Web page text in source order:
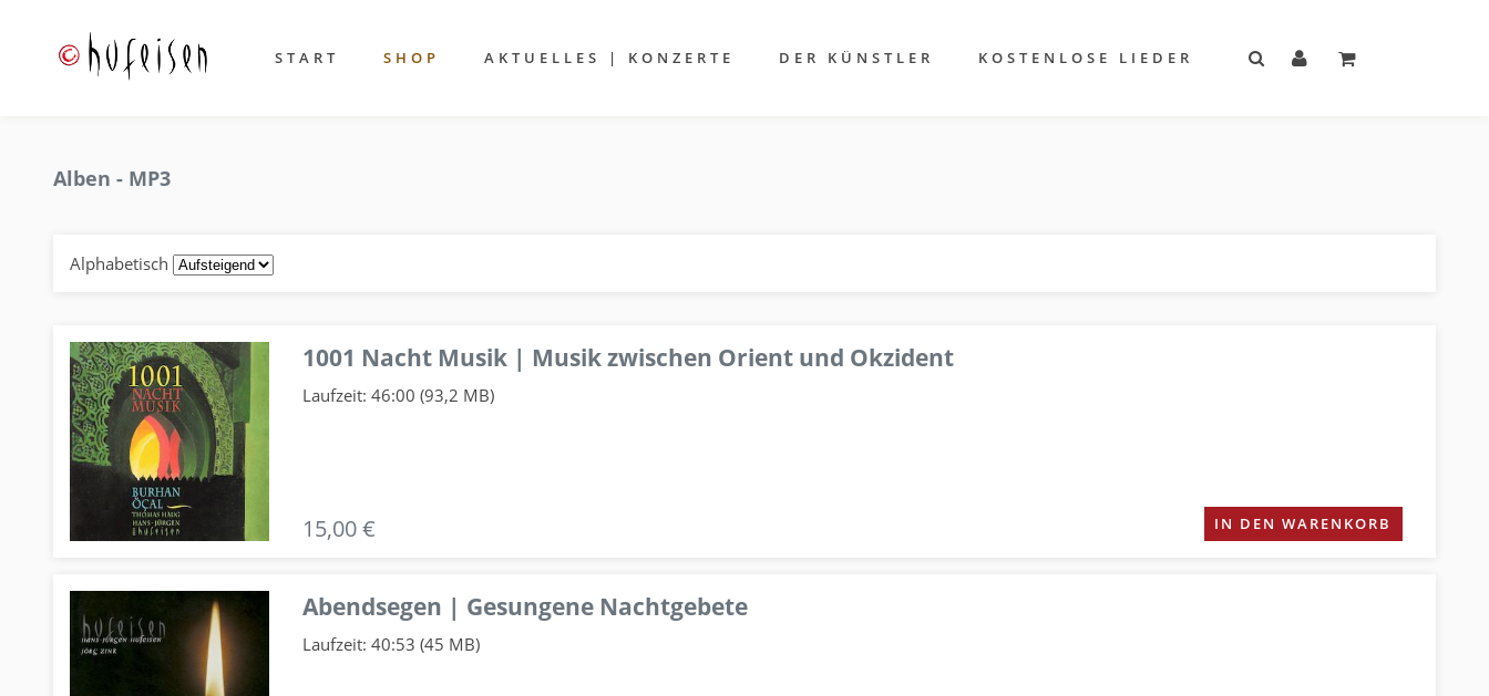
START SHOP AKTUELLES | KONZERTE DER KÜNSTLER KOSTENLOSE LIEDER
Alben - MP3
Alphabetisch
1001 Nacht Musik | Musik zwischen Orient und Okzident
Laufzeit: 46:00 (93,2 MB)
15,00 € IN DEN WARENKORB
Abendsegen | Gesungene Nachtgebete
Laufzeit: 40:53 (45 MB)